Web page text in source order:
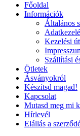
Főoldal
Információk
Általános
Kezelési
Szállítási
Ötletek
Ásványokról
Készítsd magad!
Kapcsolat
Mutasd meg mi
Hírlevél
Elállás a